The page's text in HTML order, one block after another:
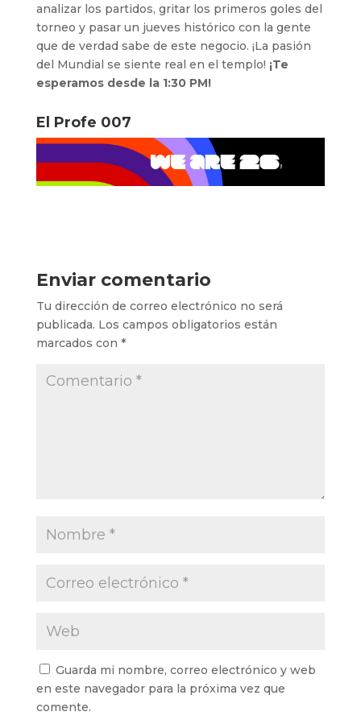
analizar los partidos, gritar los primeros goles del
torneo y pasar un jueves histórico con la gente
que de verdad sabe de este negocio. ¡La pasión
del Mundial se siente real en el templo! ¡Te
esperamos desde la 1:30 PM!
El Profe 007
Enviar comentario
Tu dirección de correo electrónico no será
publicada. Los campos obligatorios están
marcados con *
Guarda mi nombre, correo electrónico y web
en este navegador para la próxima vez que
comente.